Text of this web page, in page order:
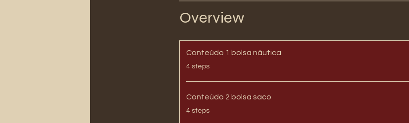
Overview
Conteúdo 1 bolsa náutica
.
4 steps
Conteúdo 2 bolsa saco
.
4 steps